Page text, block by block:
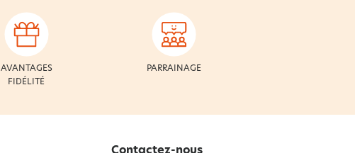
AVANTAGES
FIDÉLITÉ
PARRAINAGE